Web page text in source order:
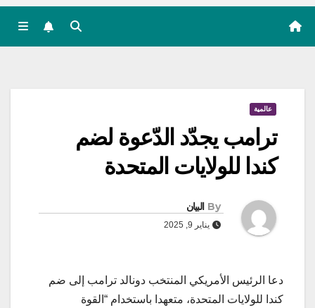
عالمية
ترامب يجدّد الدّعوة لضم
كندا للولايات المتحدة
By البيان
يناير 9, 2025
دعا الرئيس الأمريكي المنتخب دونالد ترامب إلى ضم
كندا للولايات المتحدة، متعهدا باستخدام “القوة